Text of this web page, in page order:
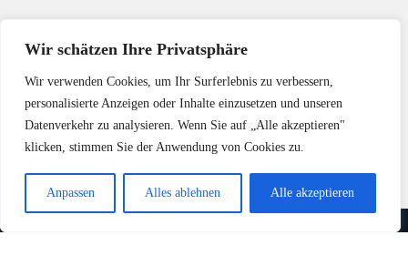
Wir schätzen Ihre Privatsphäre
Wir verwenden Cookies, um Ihr Surferlebnis zu verbessern,
personalisierte Anzeigen oder Inhalte einzusetzen und unseren
Datenverkehr zu analysieren. Wenn Sie auf „Alle akzeptieren"
klicken, stimmen Sie der Anwendung von Cookies zu.
Anpassen Alles ablehnen Alle akzeptieren